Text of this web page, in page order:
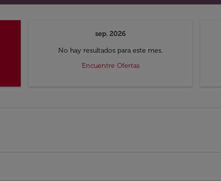
sep. 2026
No hay resultados para este mes.
Encuentre Ofertas
ACC–DTW: cmp-view-offers-disclaimer.
ACC–DTW: cmp-view-offers-
ACC–DTW: cmp-view-offers-
ACC–DTW: cmp-view-
ACC–DTW: cmp-
ACC–DTW: cmp-
ACC–DTW: